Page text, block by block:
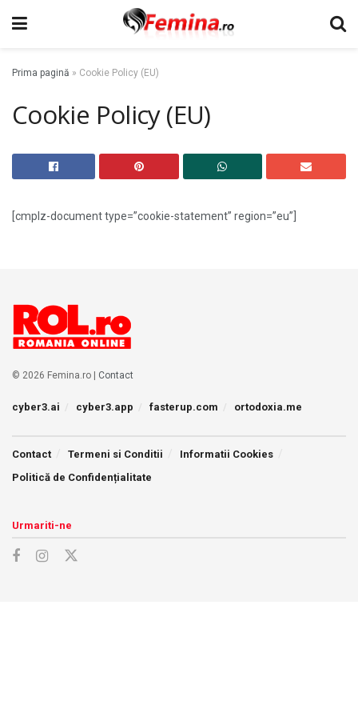
Prima pagină » Cookie Policy (EU)
Cookie Policy (EU)
[cmplz-document type=”cookie-statement” region=”eu”]
© 2026 Femina.ro | Contact
cyber3.ai cyber3.app fasterup.com ortodoxia.me
Contact Termeni si Conditii
Informatii Cookies
Politică de Confidențialitate
Urmariti-ne